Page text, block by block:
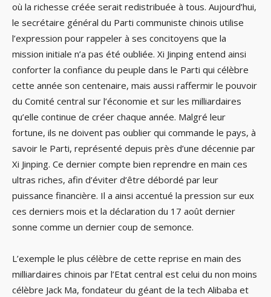
où la richesse créée serait redistribuée à tous. Aujourd’hui,
le secrétaire général du Parti communiste chinois utilise
l’expression pour rappeler à ses concitoyens que la
mission initiale n’a pas été oubliée. Xi Jinping entend ainsi
conforter la confiance du peuple dans le Parti qui célèbre
cette année son centenaire, mais aussi raffermir le pouvoir
du Comité central sur l’économie et sur les milliardaires
qu’elle continue de créer chaque année. Malgré leur
fortune, ils ne doivent pas oublier qui commande le pays, à
savoir le Parti, représenté depuis près d’une décennie par
Xi Jinping. Ce dernier compte bien reprendre en main ces
ultras riches, afin d’éviter d’être débordé par leur
puissance financière. Il a ainsi accentué la pression sur eux
ces derniers mois et la déclaration du 17 août dernier
sonne comme un dernier coup de semonce.
L’exemple le plus célèbre de cette reprise en main des
milliardaires chinois par l’Etat central est celui du non moins
célèbre Jack Ma, fondateur du géant de la tech Alibaba et